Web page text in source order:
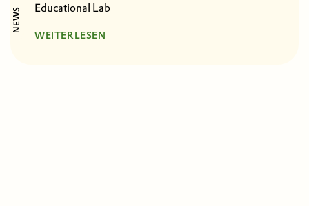
NEWS
Educational Lab
WEITERLESEN